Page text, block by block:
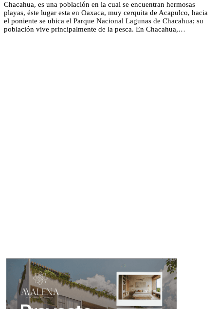
Chacahua, es una población en la cual se encuentran hermosas
playas, éste lugar esta en Oaxaca, muy cerquita de Acapulco, hacia
el poniente se ubica el Parque Nacional Lagunas de Chacahua; su
población vive principalmente de la pesca. En Chacahua,…